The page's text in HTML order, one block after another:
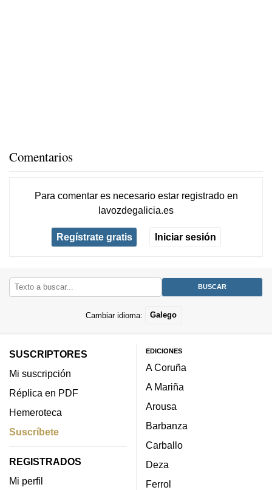
Comentarios
Para comentar es necesario estar registradoen
lavozdegalicia.es
Regístrate gratis Iniciar sesión
Cambiar idioma: Galego
SUSCRIPTORES
Mi suscripción
Réplica en PDF
Hemeroteca
Suscríbete
REGISTRADOS
Mi perfil
EDICIONES
A Coruña
A Mariña
Arousa
Barbanza
Carballo
Deza
Ferrol